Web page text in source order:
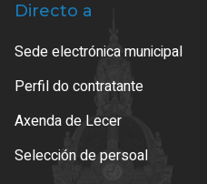
Directo a
Sede electrónica municipal
Perfil do contratante
Axenda de Lecer
Selección de persoal